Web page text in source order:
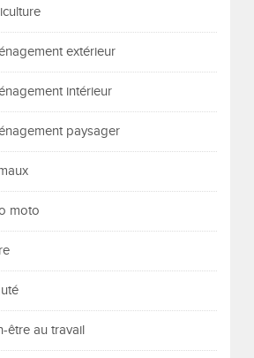
extérieur
intérieur
paysager
moto
être au travail